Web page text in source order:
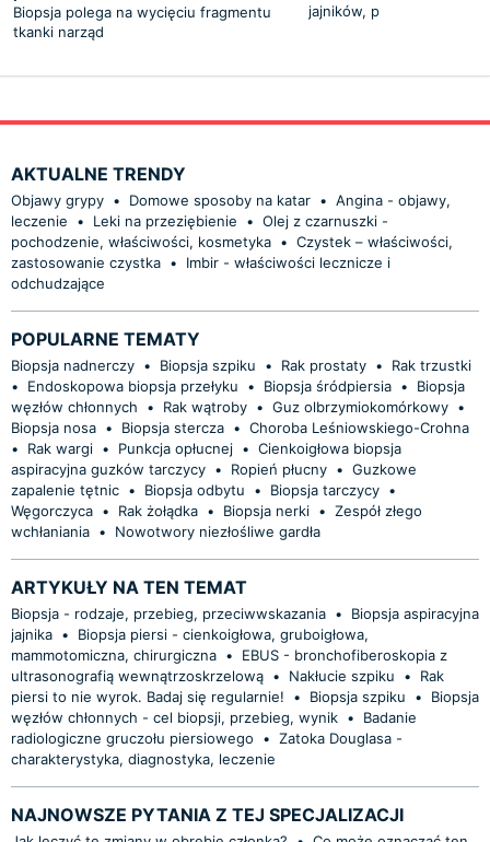
Biopsja polega na wycięciu fragmentu
tkanki narząd
jajników, p
AKTUALNE TRENDY
Objawy grypy • Domowe sposoby na katar • Angina - objawy,
leczenie
• Leki na przeziębienie • Olej z czarnuszki -
pochodzenie, właściwości, kosmetyka • Czystek – właściwości,
zastosowanie czystka •
Imbir - właściwości lecznicze i
odchudzające
POPULARNE TEMATY
Biopsja nadnerczy • Biopsja szpiku • Rak prostaty •
Rak trzustki
•
Endoskopowa biopsja przełyku • Biopsja śródpiersia •
Biopsja
węzłów chłonnych
• Rak wątroby • Guz olbrzymiokomórkowy •
Biopsja nosa • Biopsja stercza • Choroba Leśniowskiego-Crohna
•
Rak wargi • Punkcja opłucnej • Cienkoigłowa biopsja
aspiracyjna guzków tarczycy • Ropień płucny • Guzkowe
zapalenie tętnic • Biopsja odbytu • Biopsja tarczycy •
Węgorczyca • Rak żołądka • Biopsja nerki • Zespół złego
wchłaniania • Nowotwory niezłośliwe gardła
ARTYKUŁY NA TEN TEMAT
Biopsja - rodzaje, przebieg, przeciwwskazania •
Biopsja aspiracyjna
jajnika •
Biopsja piersi - cienkoigłowa, gruboigłowa,
mammotomiczna, chirurgiczna •
EBUS - bronchofiberoskopia z
ultrasonografią wewnątrzoskrzelową • Nakłucie szpiku •
Rak
piersi to nie wyrok. Badaj się regularnie!
• Biopsja szpiku •
Biopsja
węzłów chłonnych - cel biopsji, przebieg, wynik •
Badanie
radiologiczne gruczołu piersiowego
• Zatoka Douglasa -
charakterystyka, diagnostyka, leczenie
NAJNOWSZE PYTANIA Z TEJ SPECJALIZACJI